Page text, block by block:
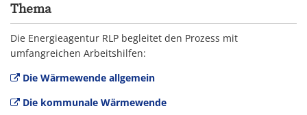
Thema
Die Energieagentur RLP begleitet den Prozess mit
umfangreichen Arbeitshilfen:
Die Wärmewende allgemein
Die kommunale Wärmewende